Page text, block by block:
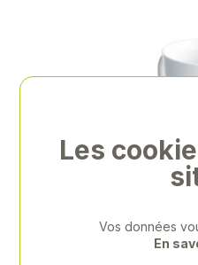
Les
Vos données
En